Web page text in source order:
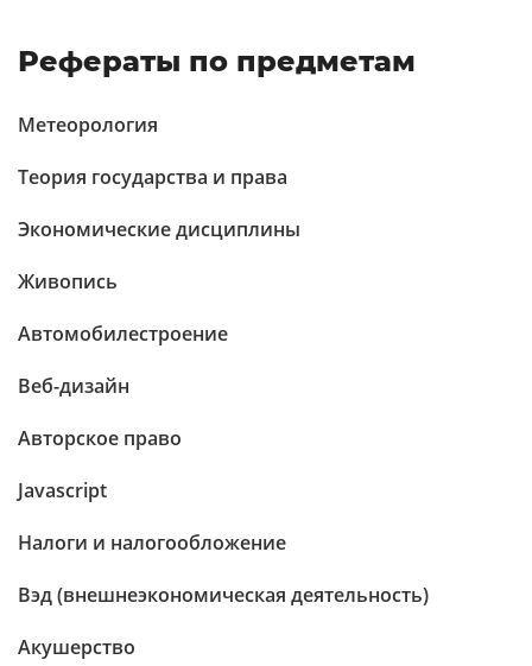
Рефераты по предметам
Метеорология
Теория государства и права
Экономические дисциплины
Живопись
Автомобилестроение
Веб-дизайн
Авторское право
Javascript
Налоги и налогообложение
Вэд (внешнеэкономическая деятельность)
Акушерство